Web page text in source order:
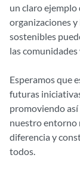
un claro
organizaciones
sostenibles
las
Esperamos que
futuras
promoviendo
nuestro entorno
diferencia y
todos.